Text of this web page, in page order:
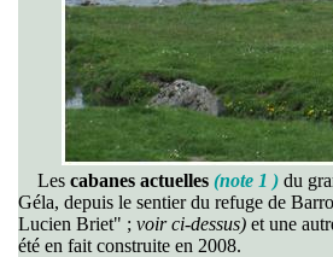
Les cabanes actuelles (note 1 ) du
Géla, depuis le sentier du refuge de
Lucien Briet" ; voir ci-dessus) et une
été en fait construite en 2008.